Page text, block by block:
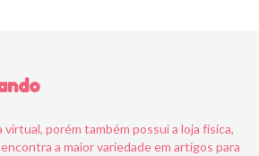
virtual, porém também possui a loja física,
a maior variedade em artigos para